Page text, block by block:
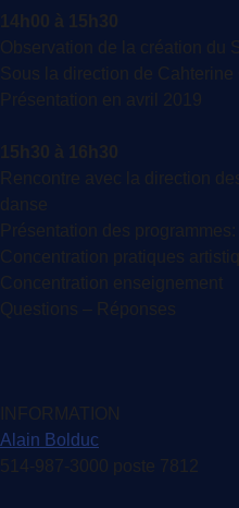
14h00 à 15h30
Observation de la création du
Sous la direction de Cahterine
Présentation en avril 2019
15h30 à 16h30
Rencontre avec la direction
danse
Présentation des programmes:
Concentration pratiques
Concentration enseignement
Questions – Réponses
INFORMATION
Alain Bolduc
514-987-3000 poste 7812